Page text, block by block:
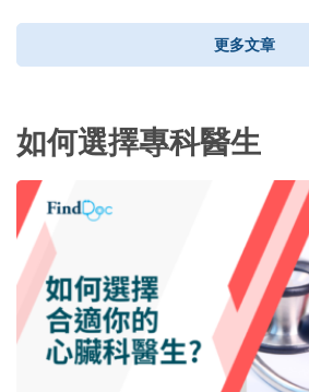
更多文章
如何選擇專科醫生